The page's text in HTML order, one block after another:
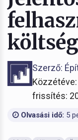
Szerző:
frissítés:
Olvasási idő: 5